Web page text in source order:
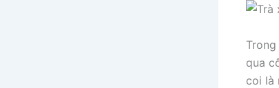
qua
coi là